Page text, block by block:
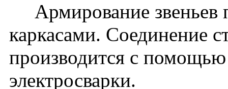
Армирование звеньев
каркасами. Соединение
производится с
электросварки.